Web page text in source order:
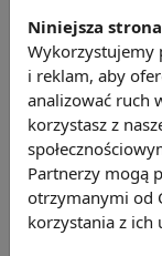
Wskaźnik
określa
okres 1
Wskaźnik
Niniejsza
Wykorzystujemy
i reklam, aby
analizować ruch
korzystasz z
Partnerzy mogą
otrzymanymi od
korzystania z ich